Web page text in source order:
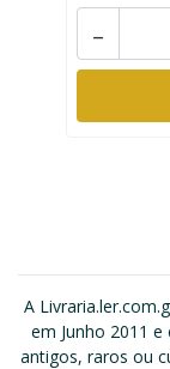
-
A
em Junho 2011
antigos, raros ou